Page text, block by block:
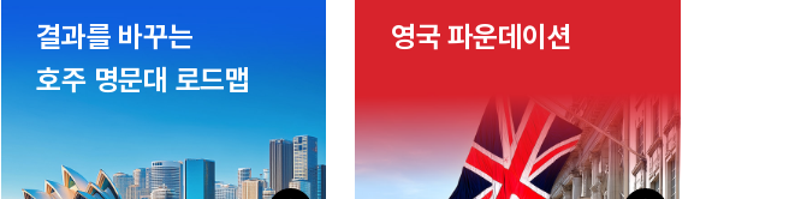
결과를 바꾸는
호주 명문대 로드맵
영국 파운데이션